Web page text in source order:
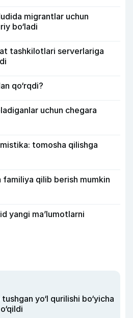
migrantlar uchun
bo‘ladi
tashkilotlari serverlariga
qo‘rqdi?
uchun chegara
tomosha qilishga
qilib berish mumkin
yangi maʼlumotlarni
yo‘l qurilishi bo‘yicha